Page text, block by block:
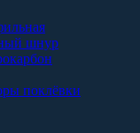
шнур
поклёвки